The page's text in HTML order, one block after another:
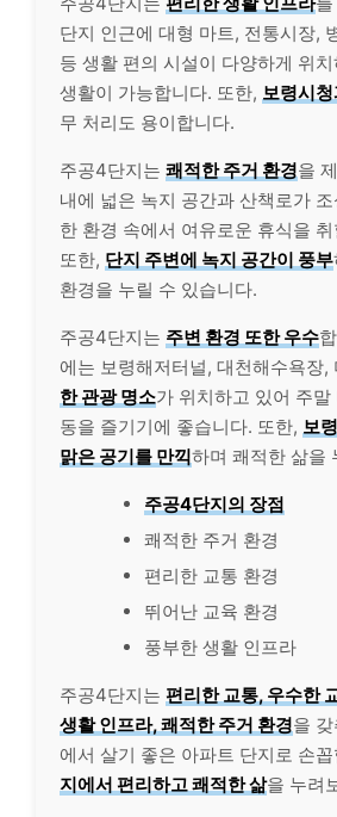
단지 인근에 대형 마트, 전통시장,
등 생활 편의 시설이 다양하게 위
생활이 가능합니다. 또한, 보령시
무 처리도 용이합니다.
주공4단지는 쾌적한 주거 환경을
내에 넓은 녹지 공간과 산책로가
한 환경 속에서 여유로운 휴식을
또한, 단지 주변에 녹지 공간이 풍부
환경을 누릴 수 있습니다.
주공4단지는 주변 환경 또한 우수
에는 보령해저터널, 대천해수욕장,
한 관광 명소가 위치하고 있어 주
동을 즐기기에 좋습니다. 또한, 보
맑은 공기를 만끽하며 쾌적한 삶을
주공4단지의 장점
쾌적한 주거 환경
편리한 교통 환경
뛰어난 교육 환경
풍부한 생활 인프라
주공4단지는 편리한 교통, 우수한
생활 인프라, 쾌적한 주거 환경을
에서 살기 좋은 아파트 단지로 손
지에서 편리하고 쾌적한 삶을 누려